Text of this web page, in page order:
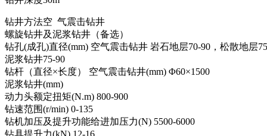
钻井方法空 气震击钻井
螺旋钻井及泥浆钻井（备选）
钻孔(成孔)直径(mm) 空气震击钻井 岩石地层70-90 ，松散地层
泥浆钻井75-90
钻杆（直径×长度） 空气震击钻井(mm) Φ60×1500
泥浆钻井(mm)
动力头额定扭矩(N.m) 800-900
钻速范围(r/min) 0-135
钻机加压及提升功能给进加压力(N) 5500-6000
钻具提升力(kN) 12-16